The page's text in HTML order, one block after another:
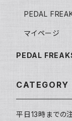
PEDAL
マイページ
PEDAL
CATEGORY
平日13時までの